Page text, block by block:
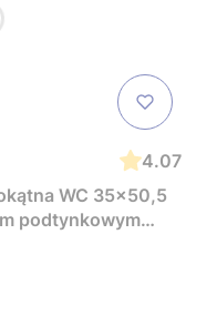
4.07
WC 35x50,5
podtynkowym